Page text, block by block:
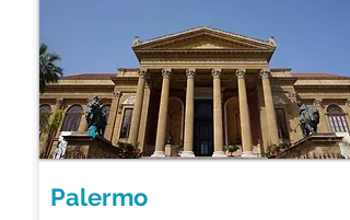
4
Palermo